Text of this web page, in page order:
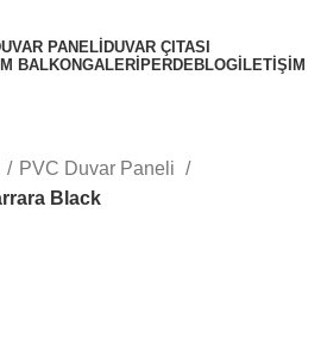
PANELI DUVAR ÇITASI
BALKONGALERI PERDEBLOG İLETIŞIM
PVC Duvar Paneli
Black